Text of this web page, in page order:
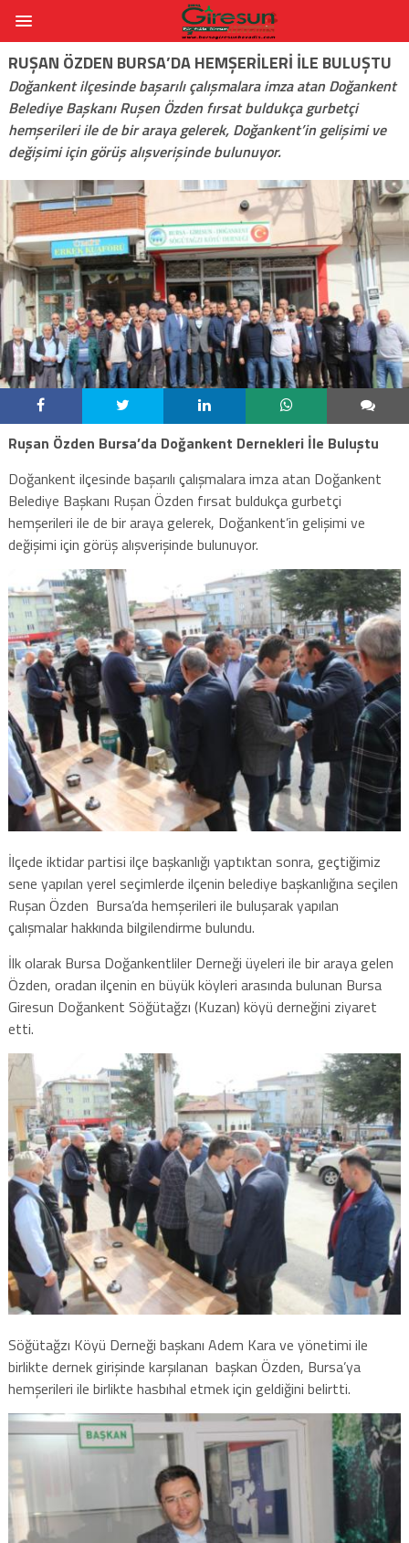
RUŞAN ÖZDEN BURSA’DA HEMŞERILERI İLE BULUŞTU
Doğankent ilçesinde başarılı çalışmalara imza atan Doğankent
Belediye Başkanı Ruşen Özden fırsat buldukça gurbetçi
hemşerileri ile de bir araya gelerek, Doğankent’in gelişimi ve
değişimi için görüş alışverişinde bulunuyor.
Ruşan Özden Bursa’da Doğankent Dernekleri İle Buluştu
Doğankent ilçesinde başarılı çalışmalara imza atan Doğankent
Belediye Başkanı Ruşan Özden fırsat buldukça gurbetçi
hemşerileri ile de bir araya gelerek, Doğankent’in gelişimi ve
değişimi için görüş alışverişinde bulunuyor.
İlçede iktidar partisi ilçe başkanlığı yaptıktan sonra, geçtiğimiz
sene yapılan yerel seçimlerde ilçenin belediye başkanlığına seçilen
Ruşan Özden Bursa’da hemşerileri ile buluşarak yapılan
çalışmalar hakkında bilgilendirme bulundu.
İlk olarak Bursa Doğankentliler Derneği üyeleri ile bir araya gelen
Özden, oradan ilçenin en büyük köyleri arasında bulunan Bursa
Giresun Doğankent Söğütağzı (Kuzan) köyü derneğini ziyaret
etti.
Söğütağzı Köyü Derneği başkanı Adem Kara ve yönetimi ile
birlikte dernek girişinde karşılanan başkan Özden, Bursa’ya
hemşerileri ile birlikte hasbıhal etmek için geldiğini belirtti.